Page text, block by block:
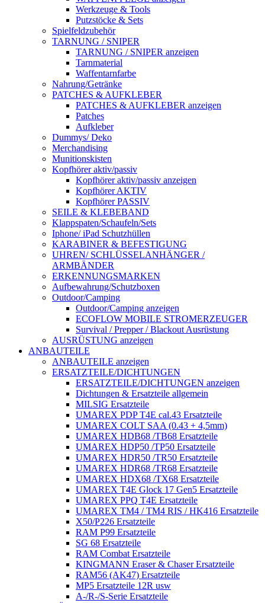
Werkzeuge & Tools
Putzstöcke & Sets
Spielfeldzubehör
TARNUNG / SNIPER
TARNUNG / SNIPER anzeigen
Tarnmaterial
Waffentarnfarbe
Nahrung/Getränke
PATCHES & AUFKLEBER
PATCHES & AUFKLEBER anzeigen
Patches
Aufkleber
Dummys/ Deko
Merchandising
Munitionskisten
Kopfhörer aktiv/passiv
Kopfhörer aktiv/passiv anzeigen
Kopfhörer AKTIV
Kopfhörer PASSIV
SEILE & KLEBEBAND
Klappspaten/Schaufeln/Sets
Iphone/ iPad Schutzhüllen
KARABINER & BEFESTIGUNG
UHREN/ SCHLÜSSELANHÄNGER /
ARMBÄNDER
ERKENNUNGSMARKEN
Aufbewahrung/Schutzboxen
Outdoor/Camping
Outdoor/Camping anzeigen
ECOFLOW MOBILE STROMERZEUGER
Survival / Prepper / Blackout Ausrüstung
AUSRÜSTUNG anzeigen
ANBAUTEILE
ANBAUTEILE anzeigen
ERSATZTEILE/DICHTUNGEN
ERSATZTEILE/DICHTUNGEN anzeigen
Dichtungen & Ersatzteile allgemein
MILSIG Ersatzteile
UMAREX PDP T4E cal.43 Ersatzteile
UMAREX COLT SAA (0.43 + 4,5mm)
UMAREX HDB68 /TB68 Ersatzteile
UMAREX HDP50 /TP50 Ersatzteile
UMAREX HDR50 /TR50 Ersatzteile
UMAREX HDR68 /TR68 Ersatzteile
UMAREX HDX68 /TX68 Ersatzteile
UMAREX T4E Glock 17 Gen5 Ersatzteile
UMAREX PPQ T4E Ersatzteile
UMAREX TM4 / TM4 RIS / HK416 Ersatzteile
X50/P226 Ersatzteile
RAM P99 Ersatzteile
SG 68 Ersatzteile
RAM Combat Ersatzteile
KINGMANN Eraser & Chaser Ersatzteile
RAM56 (AK47) Ersatzteile
MP5 Ersatzteile 12R usw
A-/R-/S-Serie Ersatzteile